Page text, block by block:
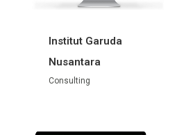
Institut Garuda
Nusantara
Consulting